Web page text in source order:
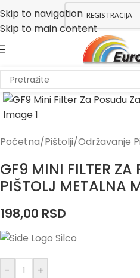
Skip to navigation
Skip to main content
REGISTRACIJA
Početna/Pištolji/Održavanje
GF9 MINI FILTER ZA
PIŠTOLJ METALNA
198,00 RSD
- +